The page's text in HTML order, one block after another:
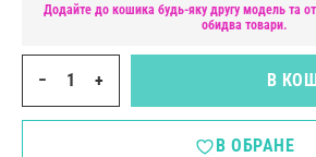
Додайте до кошика будь-яку другу модель та
обидва товари.
− + В
В ОБРАНЕ